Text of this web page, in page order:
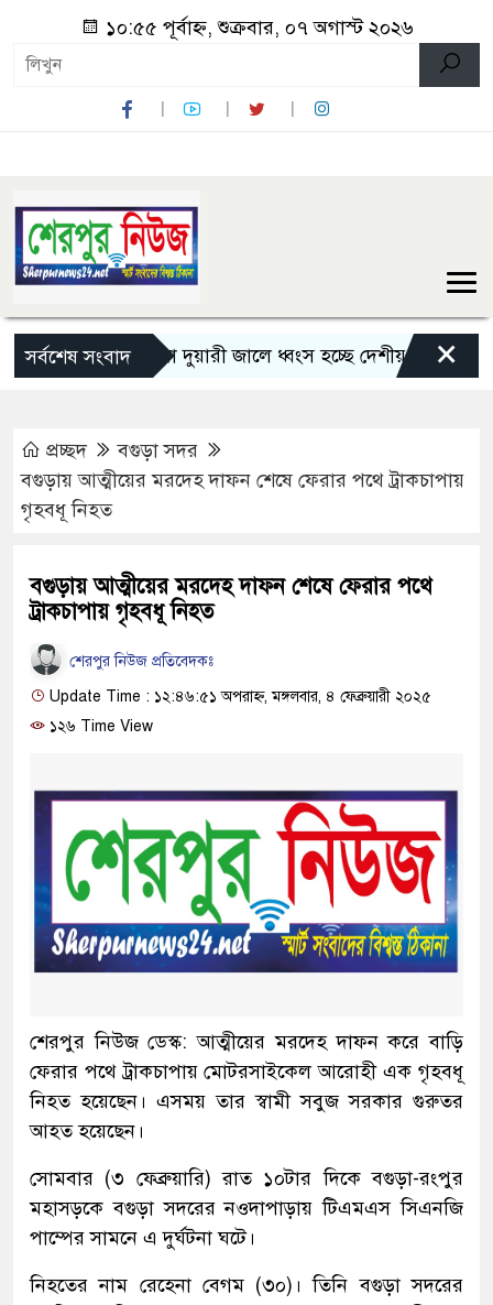
১০:৫৫ পূর্বাহ্ন, শুক্রবার, ০৭ অগাস্ট ২০২৬
সর্বশেষ সংবাদ
শেরপুরে চায়না দুয়ারী জালে ধ্বংস হচ্ছে দেশীয় মাছ ×
প্রচ্ছদ
বগুড়া সদর
বগুড়ায় আত্মীয়ের মরদেহ দাফন শেষে ফেরার পথে ট্রাকচাপায়
গৃহবধূ নিহত
বগুড়ায় আত্মীয়ের মরদেহ দাফন শেষে ফেরার পথে
ট্রাকচাপায় গৃহবধূ নিহত
শেরপুর নিউজ প্রতিবেদকঃ
Update Time : ১২:৪৬:৫১ অপরাহ্ন, মঙ্গলবার, ৪ ফেব্রুয়ারী ২০২৫
১২৬ Time View
শেরপুর নিউজ ডেস্ক: আত্মীয়ের মরদেহ দাফন করে বাড়ি
ফেরার পথে ট্রাকচাপায় মোটরসাইকেল আরোহী এক গৃহবধূ
নিহত হয়েছেন। এসময় তার স্বামী সবুজ সরকার গুরুতর
আহত হয়েছেন।
সোমবার (৩ ফেব্রুয়ারি) রাত ১০টার দিকে বগুড়া-রংপুর
মহাসড়কে বগুড়া সদরের নওদাপাড়ায় টিএমএস সিএনজি
পাম্পের সামনে এ দুর্ঘটনা ঘটে।
নিহতের নাম রেহেনা বেগম (৩০)। তিনি বগুড়া সদরের